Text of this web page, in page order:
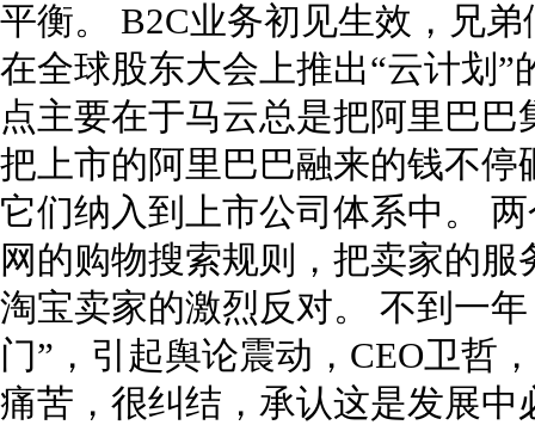
平衡。 B2C业务初见生效，兄
在全球股东大会上推出“云计划
点主要在于马云总是把阿里巴
把上市的阿里巴巴融来的钱不
它们纳入到上市公司体系中。
网的购物搜索规则，把卖家的
淘宝卖家的激烈反对。 不到一
门”，引起舆论震动，CEO卫哲
痛苦，很纠结，承认这是发展